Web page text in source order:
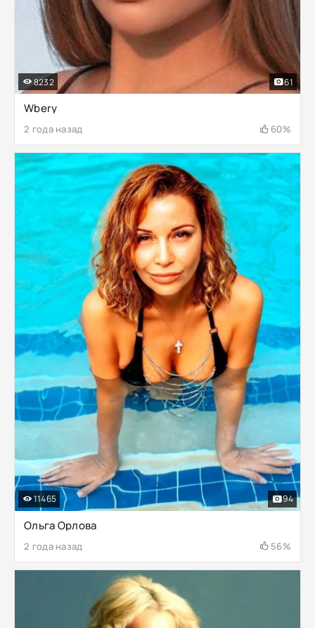
Wbery
2 года назад 60%
8232 61
Ольга Орлова
2 года назад 56%
11465 94